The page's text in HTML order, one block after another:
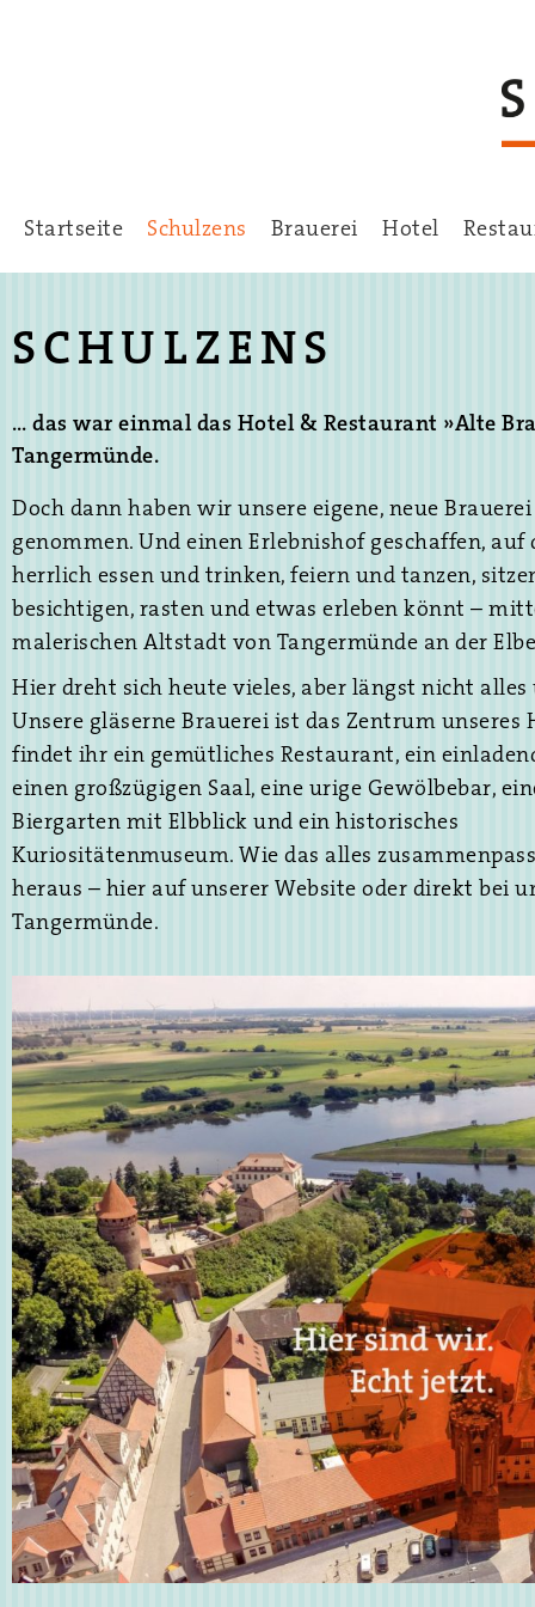
Startseite Schulzens Brauerei Hotel
SCHULZENS
… das war einmal das Hotel & Restaurant »Alte
Tangermünde.
Doch dann haben wir unsere eigene, neue
genommen. Und einen Erlebnishof geschaffen, auf
herrlich essen und trinken, feiern und tanzen,
besichtigen, rasten und etwas erleben könnt –
malerischen Altstadt von Tangermünde an der
BETPLAY:
DE USUARIOS Y
EXPERTOS
apuestas en línea? Si es así, no puedes dejar de leer
América Latina. En este post, exploraremos las
usuarios y expertos para descubrir qué hace que
una opción tan atractiva para los amantes de los
Desde su lanzamiento, Betplay ha revolucionado la
que las personas disfrutan de las apuestas
juegos de casino en línea. En este artículo,
detalladamente las características clave de esta
como su amplia gama de opciones de apuestas, su
confiabilidad, y las promociones y bonificaciones
sus usuarios. Además, analizaremos las opiniones
experiencias de los jugadores y expertos en la
brindarte una visión completa de lo que puedes
unirte a la comunidad de Betplay. ¿Estás listo para
Betplay es la plataforma de apuestas en línea
¡Sigue leyendo y descúbrelo por ti mismo!
Experiencias de usuarios
Betplay: ¿Qué dicen los
Hier dreht sich heute vieles, aber längst nicht alles
Unsere gläserne Brauerei ist das Zentrum unseres
findet ihr ein gemütliches Restaurant, ein
einen großzügigen Saal, eine urige Gewölbebar,
Biergarten mit Elbblick und ein historisches
Kuriositätenmuseum. Wie das alles
heraus – hier auf unserer Website oder direkt bei
Tangermünde.